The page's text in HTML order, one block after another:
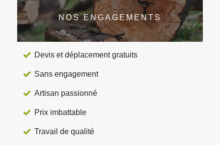
NOS ENGAGEMENTS
Devis et déplacement gratuits
Sans engagement
Artisan passionné
Prix imbattable
Travail de qualité